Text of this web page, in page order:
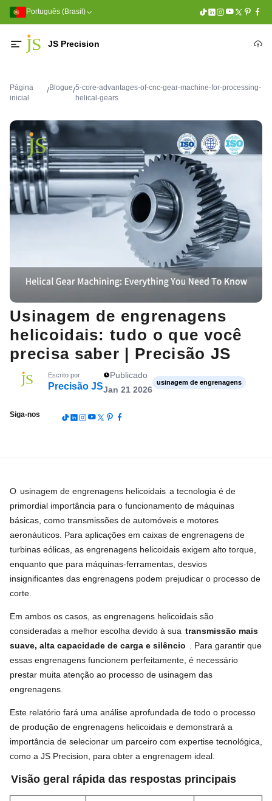
Português (Brasil)
JS Precision
Página
inicial
/Blogue/5-core-advantages-of-cnc-gear-machine-for-processing-
helical-gears
Usinagem de engrenagens
helicoidais: tudo o que você
precisa saber | Precisão JS
Escrito por
Precisão JS
Publicado
Jan 21 2026
usinagem de engrenagens
Siga-nos
O usinagem de engrenagens helicoidais a tecnologia é de
primordial importância para o funcionamento de máquinas
básicas, como transmissões de automóveis e motores
aeronáuticos. Para aplicações em caixas de engrenagens de
turbinas eólicas, as engrenagens helicoidais exigem alto torque,
enquanto que para máquinas-ferramentas, desvios
insignificantes das engrenagens podem prejudicar o processo de
corte.
Em ambos os casos, as engrenagens helicoidais são
consideradas a melhor escolha devido à sua transmissão mais
suave, alta capacidade de carga e silêncio
. Para garantir que
essas engrenagens funcionem perfeitamente, é necessário
prestar muita atenção ao processo de usinagem das
engrenagens.
Este relatório fará uma análise aprofundada de todo o processo
de produção de engrenagens helicoidais e demonstrará a
importância de selecionar um parceiro com expertise tecnológica,
como a JS Precision, para obter a engrenagem ideal.
Visão geral rápida das respostas principais